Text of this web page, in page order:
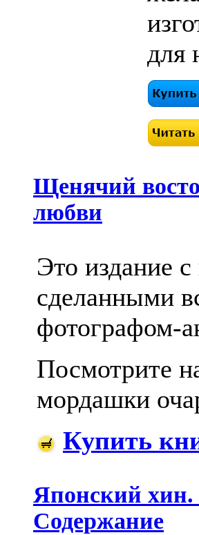
для
Щенячий
любви
Это издание
сделанными
фотографом-
Посмотрите
мордашки
Купить
Японский хин.
Содержание